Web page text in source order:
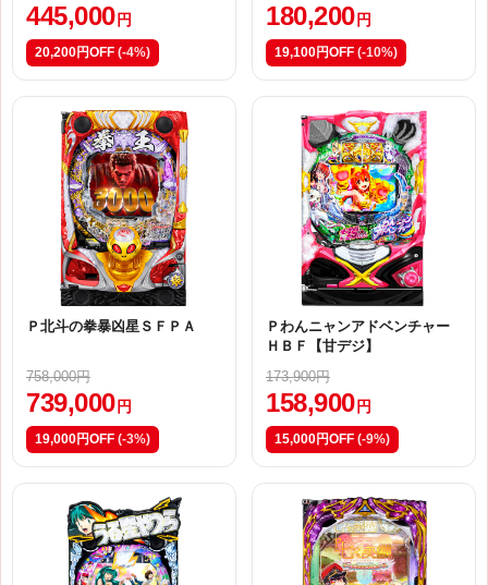
445,000 円
20,200円OFF (-4%)
180,200 円
19,100円OFF (-10%)
Ｐ北斗の拳暴凶星ＳＦＰＡ
758,000円
739,000 円
19,000円OFF (-3%)
Ｐわんニャンアドベンチャー
ＨＢＦ【甘デジ】
173,900円
158,900 円
15,000円OFF (-9%)